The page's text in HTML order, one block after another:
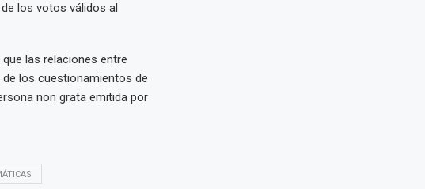
los votos válidos al
las relaciones entre
los cuestionamientos de
non grata emitida por